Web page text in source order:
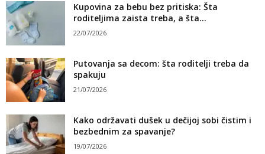
Kupovina za bebu bez pritiska: Šta
roditeljima zaista treba, a šta...
22/07/2026
Putovanja sa decom: šta roditelji treba da
spakuju
21/07/2026
Kako održavati dušek u dečijoj sobi čistim i
bezbednim za spavanje?
19/07/2026